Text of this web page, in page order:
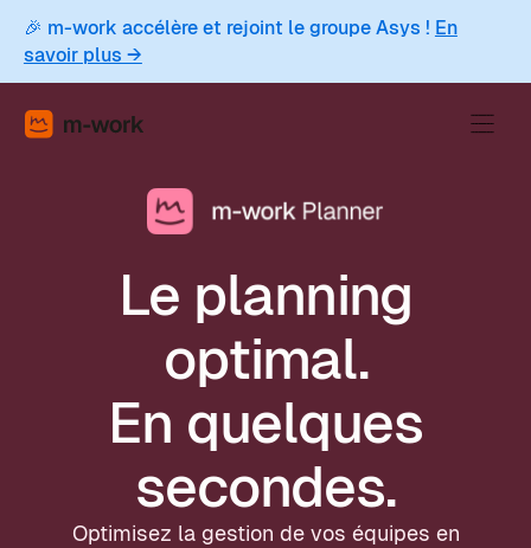
🎉 m-work accélère et rejoint le groupe Asys ! En
savoir plus →
Le planning
optimal.
En quelques
secondes.
Optimisez la gestion de vos équipes en